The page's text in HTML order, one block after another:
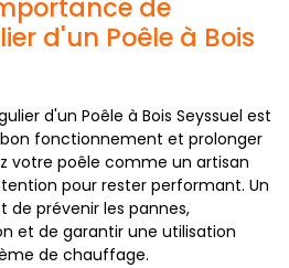
de
d'un Poêle à Bois
d'un Poêle à Bois Seyssuel est
fonctionnement et prolonger
votre poêle comme un artisan
pour rester performant. Un
prévenir les pannes,
et de garantir une utilisation
de chauffage.